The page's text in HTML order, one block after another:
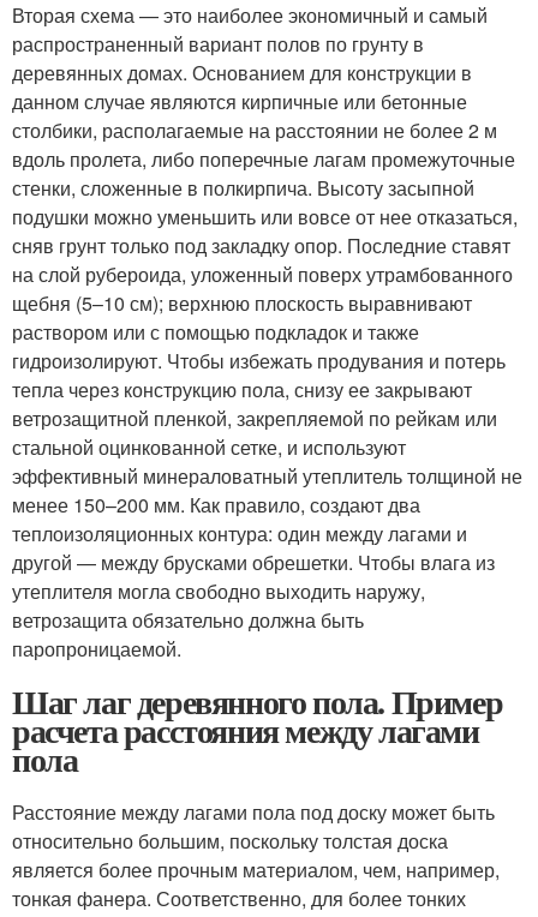
Вторая схема — это наиболее экономичный и самый
распространенный вариант полов по грунту в
деревянных домах. Основанием для конструкции в
данном случае являются кирпичные или бетонные
столбики, располагаемые на расстоянии не более 2 м
вдоль пролета, либо поперечные лагам промежуточные
стенки, сложенные в полкирпича. Высоту засыпной
подушки можно уменьшить или вовсе от нее отказаться,
сняв грунт только под закладку опор. Последние ставят
на слой рубероида, уложенный поверх утрамбованного
щебня (5–10 см); верхнюю плоскость выравнивают
раствором или с помощью подкладок и также
гидроизолируют. Чтобы избежать продувания и потерь
тепла через конструкцию пола, снизу ее закрывают
ветрозащитной пленкой, закрепляемой по рейкам или
стальной оцинкованной сетке, и используют
эффективный минераловатный утеплитель толщиной не
менее 150–200 мм. Как правило, создают два
теплоизоляционных контура: один между лагами и
другой — между брусками обрешетки. Чтобы влага из
утеплителя могла свободно выходить наружу,
ветрозащита обязательно должна быть
паропроницаемой.
Шаг лаг деревянного пола. Пример
расчета расстояния между лагами
пола
Расстояние между лагами пола под доску может быть
относительно большим, поскольку толстая доска
является более прочным материалом, чем, например,
тонкая фанера. Соответственно, для более тонких